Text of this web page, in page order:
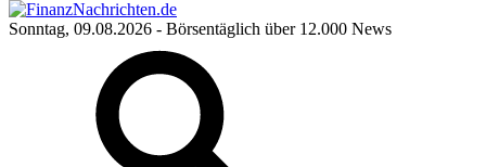
Sonntag, 09.08.2026 - Börsentäglich über 12.000 News